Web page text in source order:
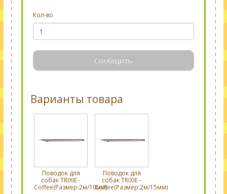
Кол-во
Сообщить
Варианты товара
Поводок для
собак TRIXIE -
Coffee(Размер:2м/10мм)
Поводок для
собак TRIXIE -
Coffee(Размер:2м/15мм)